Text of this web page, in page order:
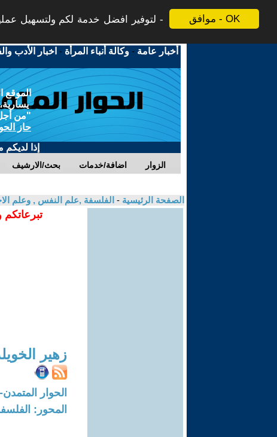
موافق - OK
لتوفير افضل خدمة لكم ولتسهيل
أخبار عامة -وكالة أنباء المرأة - اخبار الأدب
الموقع
"من
حاز
إذا
بحث/الارشيف اضافة/خدمات الزوار
الصفحة الرئيسية - الفلسفة ,علم النفس , وعلم
زهير
الحوار المتمدن-العدد: 7675 -
المحور: